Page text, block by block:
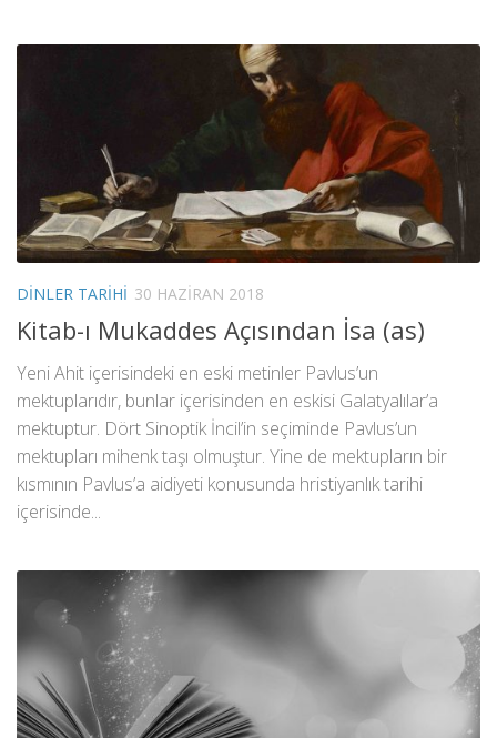
DINLER TARIHI 30 HAZIRAN 2018
Kitab-ı Mukaddes Açısından İsa (as)
Yeni Ahit içerisindeki en eski metinler Pavlus’un
mektuplarıdır, bunlar içerisinden en eskisi Galatyalılar’a
mektuptur. Dört Sinoptik İncil’in seçiminde Pavlus’un
mektupları mihenk taşı olmuştur. Yine de mektupların bir
kısmının Pavlus’a aidiyeti konusunda hristiyanlık tarihi
içerisinde...